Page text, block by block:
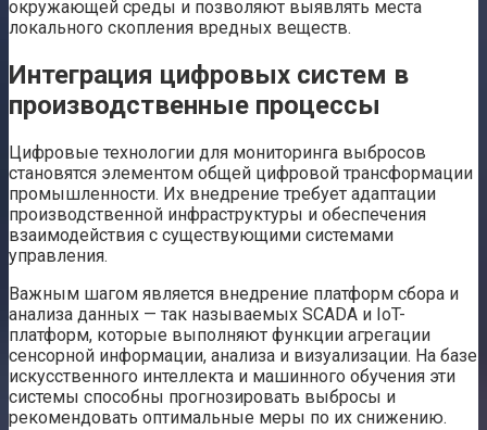
окружающей среды и позволяют выявлять места
локального скопления вредных веществ.
Интеграция цифровых систем в
производственные процессы
Цифровые технологии для мониторинга выбросов
становятся элементом общей цифровой трансформации
промышленности. Их внедрение требует адаптации
производственной инфраструктуры и обеспечения
взаимодействия с существующими системами
управления.
Важным шагом является внедрение платформ сбора и
анализа данных — так называемых SCADA и IoT-
платформ, которые выполняют функции агрегации
сенсорной информации, анализа и визуализации. На базе
искусственного интеллекта и машинного обучения эти
системы способны прогнозировать выбросы и
рекомендовать оптимальные меры по их снижению.